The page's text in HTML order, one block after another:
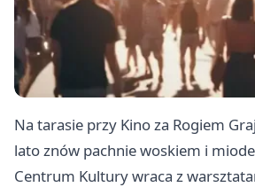
Na tarasie przy Kino za Rogiem
lato znów pachnie woskiem i
Centrum Kultury wraca z